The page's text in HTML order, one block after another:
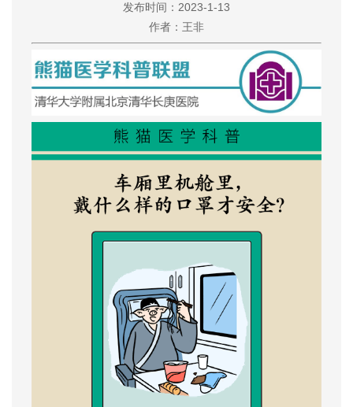
发布时间：2023-1-13
作者：王非